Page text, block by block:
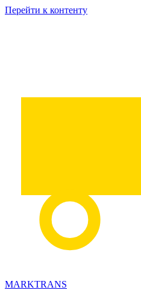
Перейти к контенту
MARKTRANS